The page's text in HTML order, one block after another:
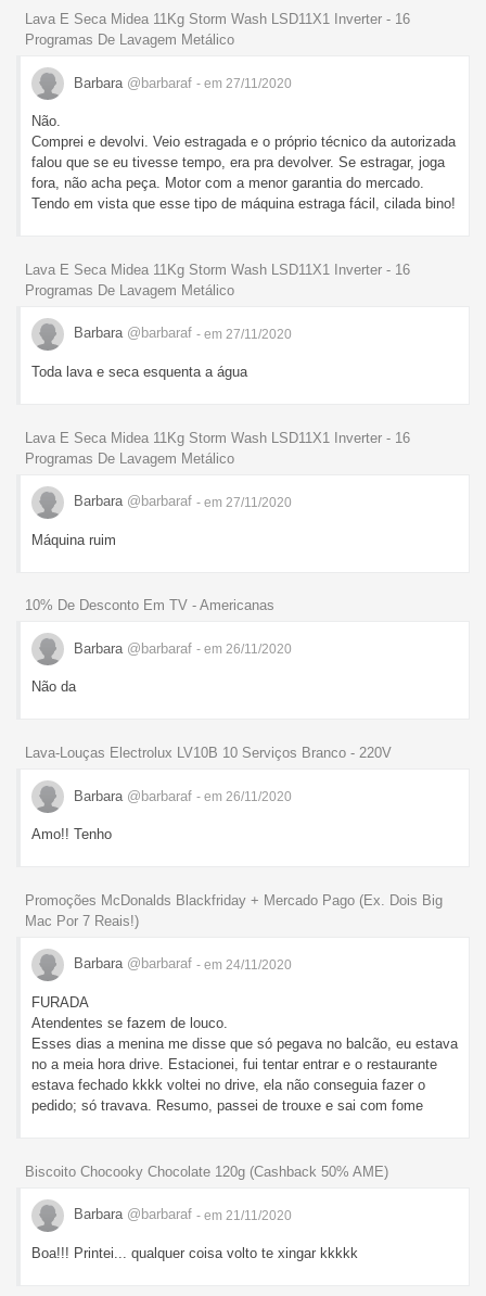
Lava E Seca Midea 11Kg Storm Wash LSD11X1 Inverter - 16
Programas De Lavagem Metálico
Barbara @barbaraf - em 27/11/2020
Não.
Comprei e devolvi. Veio estragada e o próprio técnico da autorizada
falou que se eu tivesse tempo, era pra devolver. Se estragar, joga
fora, não acha peça. Motor com a menor garantia do mercado.
Tendo em vista que esse tipo de máquina estraga fácil, cilada bino!
Lava E Seca Midea 11Kg Storm Wash LSD11X1 Inverter - 16
Programas De Lavagem Metálico
Barbara @barbaraf - em 27/11/2020
Toda lava e seca esquenta a água
Lava E Seca Midea 11Kg Storm Wash LSD11X1 Inverter - 16
Programas De Lavagem Metálico
Barbara @barbaraf - em 27/11/2020
Máquina ruim
10% De Desconto Em TV - Americanas
Barbara @barbaraf - em 26/11/2020
Não da
Lava-Louças Electrolux LV10B 10 Serviços Branco - 220V
Barbara @barbaraf - em 26/11/2020
Amo!! Tenho
Promoções McDonalds Blackfriday + Mercado Pago (Ex. Dois Big
Mac Por 7 Reais!)
Barbara @barbaraf - em 24/11/2020
FURADA
Atendentes se fazem de louco.
Esses dias a menina me disse que só pegava no balcão, eu estava
no a meia hora drive. Estacionei, fui tentar entrar e o restaurante
estava fechado kkkk voltei no drive, ela não conseguia fazer o
pedido; só travava. Resumo, passei de trouxe e sai com fome
Biscoito Chocooky Chocolate 120g (Cashback 50% AME)
Barbara @barbaraf - em 21/11/2020
Boa!!! Printei... qualquer coisa volto te xingar kkkkk